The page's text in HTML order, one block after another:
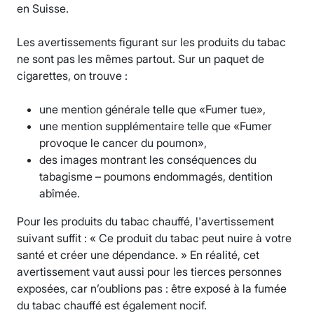
en Suisse.
Les avertissements figurant sur les produits du tabac
ne sont pas les mêmes partout. Sur un paquet de
cigarettes, on trouve :
une mention générale telle que «Fumer tue»,
une mention supplémentaire telle que «Fumer
provoque le cancer du poumon»,
des images montrant les conséquences du
tabagisme – poumons endommagés, dentition
abîmée.
Pour les produits du tabac chauffé, l'avertissement
suivant suffit : « Ce produit du tabac peut nuire à votre
santé et créer une dépendance. » En réalité, cet
avertissement vaut aussi pour les tierces personnes
exposées, car n’oublions pas : être exposé à la fumée
du tabac chauffé est également nocif.